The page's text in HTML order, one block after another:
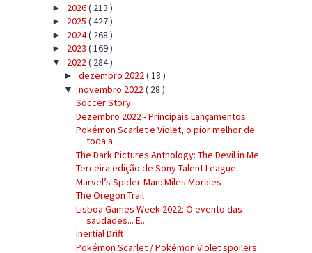
► 2026( 213 )
► 2025 ( 427 )
► 2024( 268 )
► 2023 ( 169 )
▼ 2022( 284 )
► dezembro 2022( 18 )
▼ novembro 2022( 28 )
Soccer Story
Dezembro 2022 - Principais Lançamentos
Pokémon Scarlet e Violet, o pior melhor de
toda a ...
The Dark Pictures Anthology: The Devil in Me
Terceira edição de Sony Talent League
Marvel’s Spider-Man: Miles Morales
The Oregon Trail
Lisboa Games Week 2022: O evento das
saudades... E...
Inertial Drift
Pokémon Scarlet / Pokémon Violet spoilers: